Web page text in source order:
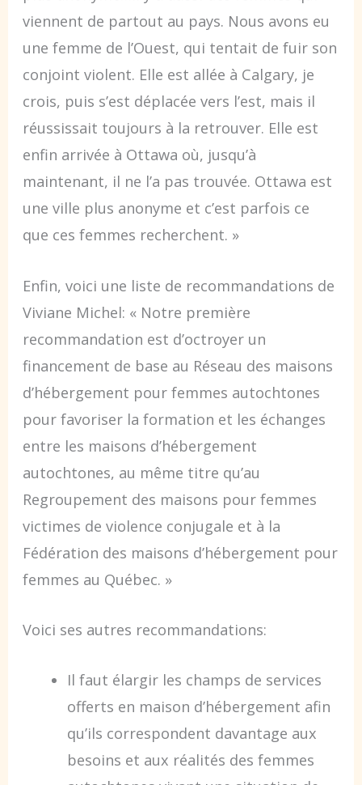
viennent de partout au pays. Nous avons eu
une femme de l’Ouest, qui tentait de fuir son
conjoint violent. Elle est allée à Calgary, je
crois, puis s’est déplacée vers l’est, mais il
réussissait toujours à la retrouver. Elle est
enfin arrivée à Ottawa où, jusqu’à
maintenant, il ne l’a pas trouvée. Ottawa est
une ville plus anonyme et c’est parfois ce
que ces femmes recherchent. »
Enfin, voici une liste de recommandations de
Viviane Michel: « Notre première
recommandation est d’octroyer un
financement de base au Réseau des maisons
d’hébergement pour femmes autochtones
pour favoriser la formation et les échanges
entre les maisons d’hébergement
autochtones, au même titre qu’au
Regroupement des maisons pour femmes
victimes de violence conjugale et à la
Fédération des maisons d’hébergement pour
femmes au Québec. »
Voici ses autres recommandations:
Il faut élargir les champs de services
offerts en maison d’hébergement afin
qu’ils correspondent davantage aux
besoins et aux réalités des femmes